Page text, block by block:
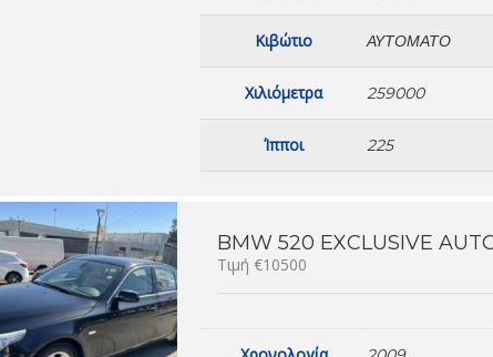
Κιβώτιο ΑΥΤΌΜΑΤΟ
Χιλιόμετρα 259000
Ίπποι 225
BMW 520 EXCLUSIVE
Τιμή €10500